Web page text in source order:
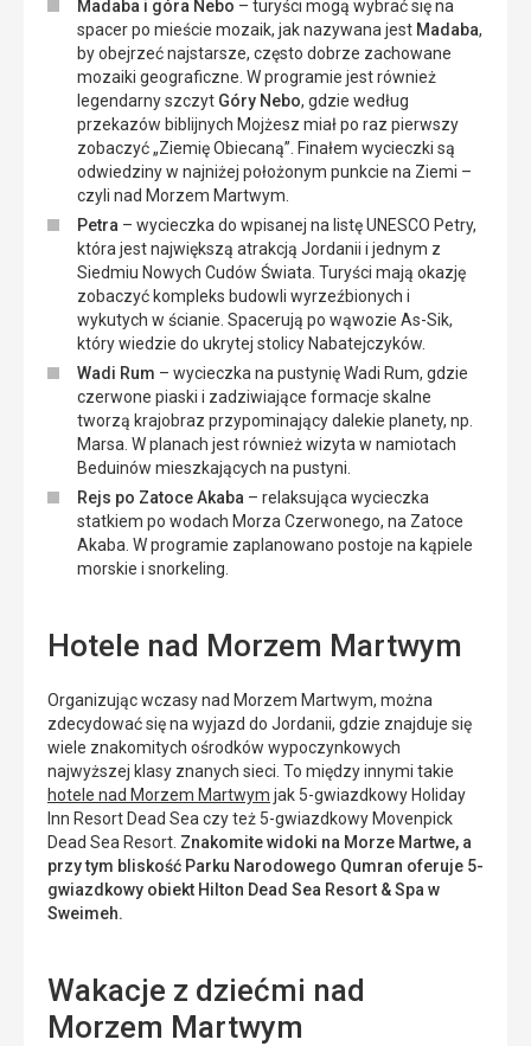
Madaba i góra Nebo – turyści mogą wybrać się na
spacer po mieście mozaik, jak nazywana jest Madaba,
by obejrzeć najstarsze, często dobrze zachowane
mozaiki geograficzne. W programie jest również
legendarny szczyt Góry Nebo, gdzie według
przekazów biblijnych Mojżesz miał po raz pierwszy
zobaczyć „Ziemię Obiecaną”. Finałem wycieczki są
odwiedziny w najniżej położonym punkcie na Ziemi –
czyli nad Morzem Martwym.
Petra – wycieczka do wpisanej na listę UNESCO Petry,
która jest największą atrakcją Jordanii i jednym z
Siedmiu Nowych Cudów Świata. Turyści mają okazję
zobaczyć kompleks budowli wyrzeźbionych i
wykutych w ścianie. Spacerują po wąwozie As-Sik,
który wiedzie do ukrytej stolicy Nabatejczyków.
Wadi Rum – wycieczka na pustynię Wadi Rum, gdzie
czerwone piaski i zadziwiające formacje skalne
tworzą krajobraz przypominający dalekie planety, np.
Marsa. W planach jest również wizyta w namiotach
Beduinów mieszkających na pustyni.
Rejs po Zatoce Akaba – relaksująca wycieczka
statkiem po wodach Morza Czerwonego, na Zatoce
Akaba. W programie zaplanowano postoje na kąpiele
morskie i snorkeling.
Hotele nad Morzem Martwym
Organizując wczasy nad Morzem Martwym, można
zdecydować się na wyjazd do Jordanii, gdzie znajduje się
wiele znakomitych ośrodków wypoczynkowych
najwyższej klasy znanych sieci. To między innymi takie
hotele nad Morzem Martwym jak 5-gwiazdkowy Holiday
Inn Resort Dead Sea czy też 5-gwiazdkowy Movenpick
Dead Sea Resort. Znakomite widoki na Morze Martwe, a
przy tym bliskość Parku Narodowego Qumran oferuje 5-
gwiazdkowy obiekt Hilton Dead Sea Resort & Spa w
Sweimeh.
Wakacje z dziećmi nad
Morzem Martwym